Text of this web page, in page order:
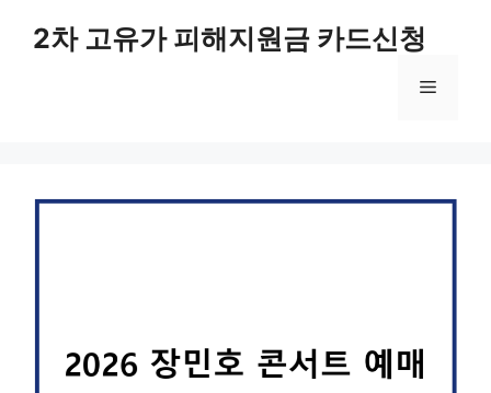
2차 고유가 피해지원금 카드신청
메